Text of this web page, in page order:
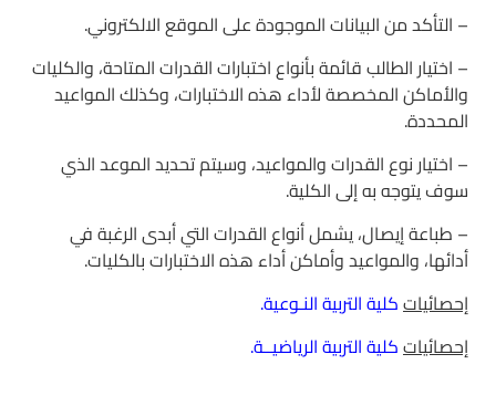
– التأكد من البيانات الموجودة على الموقع الالكتروني.
– اختيار الطالب قائمة بأنواع اختبارات القدرات المتاحة، والكليات
والأماكن المخصصة لأداء هذه الاختبارات، وكذلك المواعيد
المحددة.
– اختيار نوع القدرات والمواعيد، وسيتم تحديد الموعد الذي
سوف يتوجه به إلى الكلية.
– طباعة إيصال، يشمل أنواع القدرات التي أبدى الرغبة في
أدائها، والمواعيد وأماكن أداء هذه الاختبارات بالكليات.
إحصائياتكلية التربية النـوعية.
إحصائياتكلية التربية الرياضيــة.